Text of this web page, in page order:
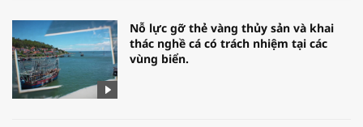
Nỗ lực gỡ thẻ vàng thủy sản và khai
thác nghề cá có trách nhiệm tại các
vùng biển.